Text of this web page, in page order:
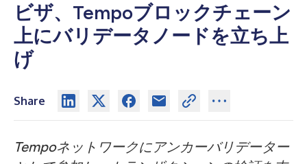
ビザ、Tempoブロックチェーン
上にバリデータノードを立ち上
げ
Share
Tempoネットワークにアンカーバリデーター